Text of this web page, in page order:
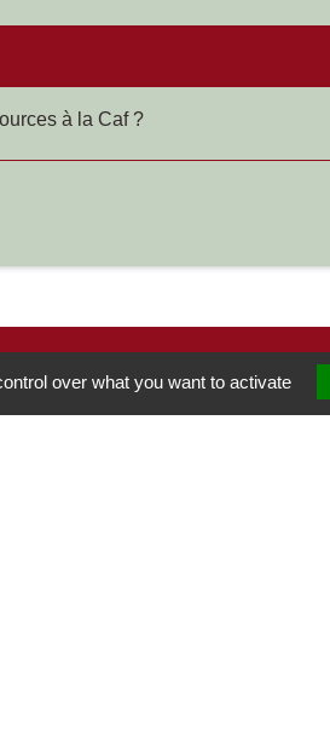
à la Caf ?
over what you want to activate